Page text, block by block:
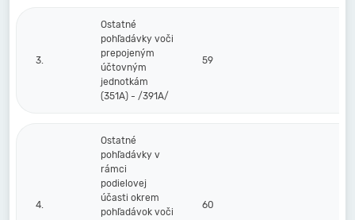
3.
Ostatné
pohľadávky voči
prepojeným
účtovným
jednotkám
(351A) - /391A/
59
4.
Ostatné
pohľadávky v
rámci
podielovej
účasti okrem
pohľadávok voči
60